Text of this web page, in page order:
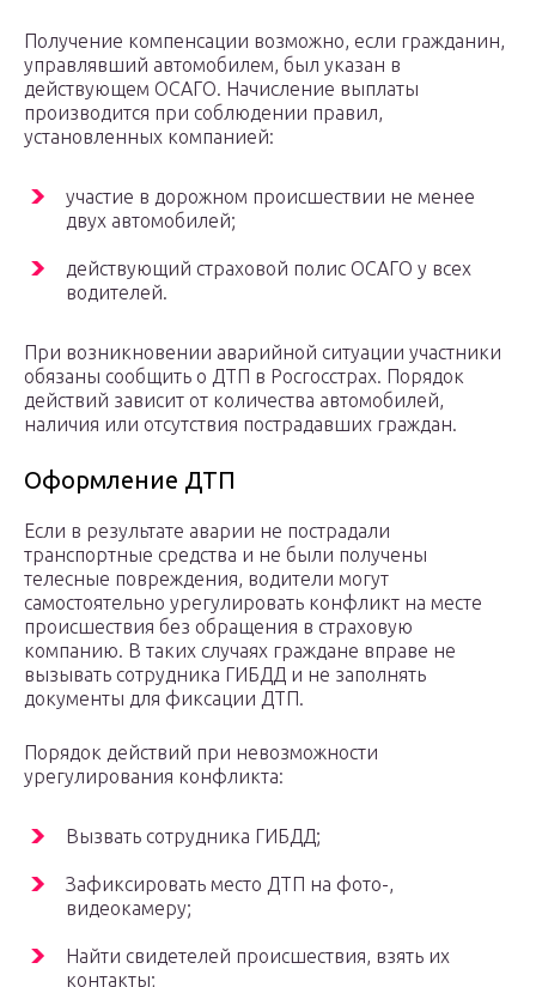
Получение компенсации возможно, если гражданин,
управлявший автомобилем, был указан в
действующем ОСАГО. Начисление выплаты
производится при соблюдении правил,
установленных компанией:
участие в дорожном происшествии не менее
двух автомобилей;
действующий страховой полис ОСАГО у всех
водителей.
При возникновении аварийной ситуации участники
обязаны сообщить о ДТП в Росгосстрах. Порядок
действий зависит от количества автомобилей,
наличия или отсутствия пострадавших граждан.
Оформление ДТП
Если в результате аварии не пострадали
транспортные средства и не были получены
телесные повреждения, водители могут
самостоятельно урегулировать конфликт на месте
происшествия без обращения в страховую
компанию. В таких случаях граждане вправе не
вызывать сотрудника ГИБДД и не заполнять
документы для фиксации ДТП.
Порядок действий при невозможности
урегулирования конфликта:
Вызвать сотрудника ГИБДД;
Зафиксировать место ДТП на фото-,
видеокамеру;
Найти свидетелей происшествия, взять их
контакты;